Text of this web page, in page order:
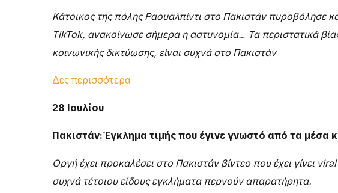
Κάτοικος της πόλης Ραουαλπίντι στο Πακιστάν πυροβόλησε
TikTok, ανακοίνωσε σήμερα η αστυνομία… Τα περιστατικά
κοινωνικής δικτύωσης, είναι συχνά στο Πακιστάν
Δες περισσότερα
28 Ιουλίου
Πακιστάν: Έγκλημα τιμής που έγινε γνωστό από τα μέσα
Οργή έχει προκαλέσει στο Πακιστάν βίντεο που έχει γίνει
συχνά τέτοιου είδους εγκλήματα περνούν απαρατήρητα.